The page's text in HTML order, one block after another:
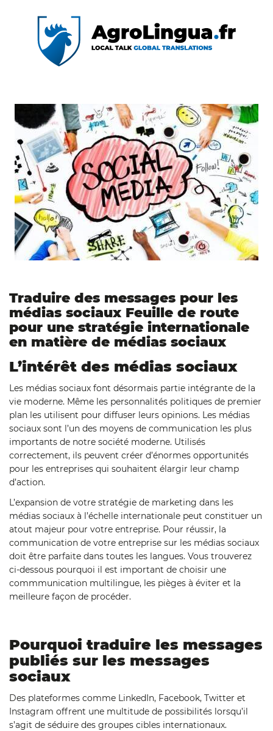
Traduire des messages pour les
médias sociaux Feuille de route
pour une stratégie internationale
en matière de médias sociaux
L’intérêt des médias sociaux
Les médias sociaux font désormais partie intégrante de la
vie moderne. Même les personnalités politiques de premier
plan les utilisent pour diffuser leurs opinions. Les médias
sociaux sont l’un des moyens de communication les plus
importants de notre société moderne. Utilisés
correctement, ils peuvent créer d’énormes opportunités
pour les entreprises qui souhaitent élargir leur champ
d’action.
L’expansion de votre stratégie de marketing dans les
médias sociaux à l’échelle internationale peut constituer un
atout majeur pour votre entreprise. Pour réussir, la
communication de votre entreprise sur les médias sociaux
doit être parfaite dans toutes les langues. Vous trouverez
ci-dessous pourquoi il est important de choisir une
commmunication multilingue, les pièges à éviter et la
meilleure façon de procéder.
Pourquoi traduire les messages
publiés sur les messages
sociaux
Des plateformes comme LinkedIn, Facebook, Twitter et
Instagram offrent une multitude de possibilités lorsqu’il
s’agit de séduire des groupes cibles internationaux.